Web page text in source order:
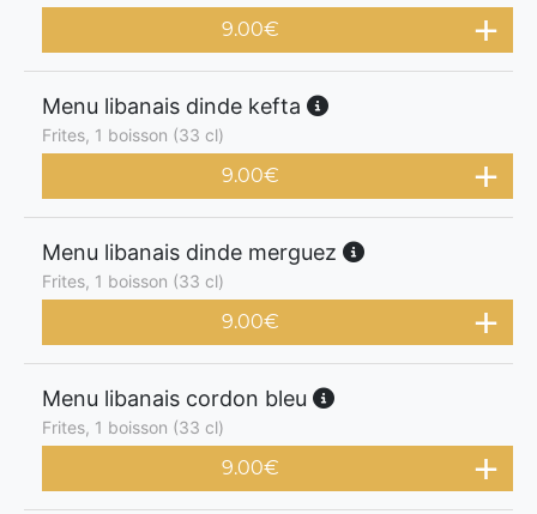
9.00€
Menu libanais dinde kefta
Frites, 1 boisson (33 cl)
9.00€
Menu libanais dinde merguez
Frites, 1 boisson (33 cl)
9.00€
Menu libanais cordon bleu
Frites, 1 boisson (33 cl)
9.00€